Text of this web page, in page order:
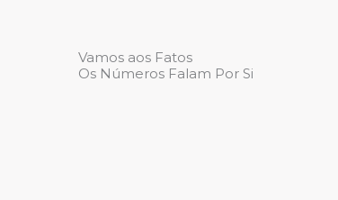
Vamos aos Fatos
Os Números Falam Por Si